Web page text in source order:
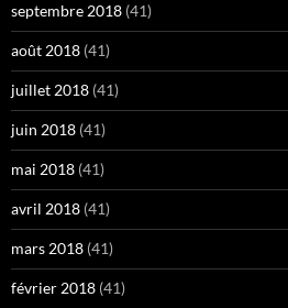
septembre 2018 (41)
août 2018 (41)
juillet 2018 (41)
juin 2018 (41)
mai 2018 (41)
avril 2018 (41)
mars 2018 (41)
février 2018 (41)